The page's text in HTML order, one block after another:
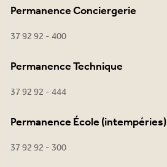
Permanence Conciergerie
37 92 92 - 400
Permanence Technique
37 92 92 - 444
Permanence École (intempéries)
37 92 92 - 300